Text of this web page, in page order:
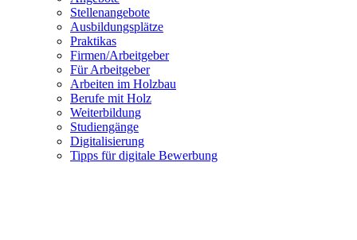
Stellenangebote
Ausbildungsplätze
Praktikas
Firmen/Arbeitgeber
Für Arbeitgeber
Arbeiten im Holzbau
Berufe mit Holz
Weiterbildung
Studiengänge
Digitalisierung
Tipps für digitale Bewerbung